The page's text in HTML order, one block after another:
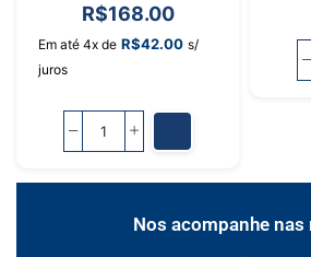
R$168.00
Em até 4x de R$42.00 s/
juros
Nos acompanhe nas